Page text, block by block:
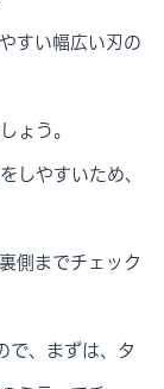
すい幅広い刃の
ょう。
しやすいため、
側までチェック
で、まずは、タ